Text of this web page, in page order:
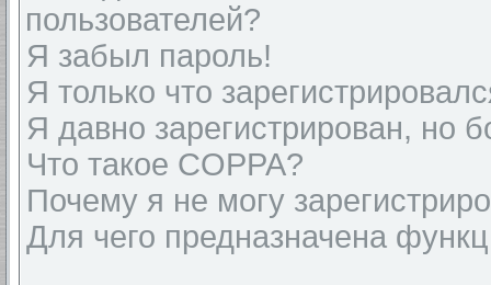
пользователей?
Я забыл пароль!
Я только что
Я давно зарегистрирован, но
Что такое COPPA?
Почему я не могу
Для чего предназначена